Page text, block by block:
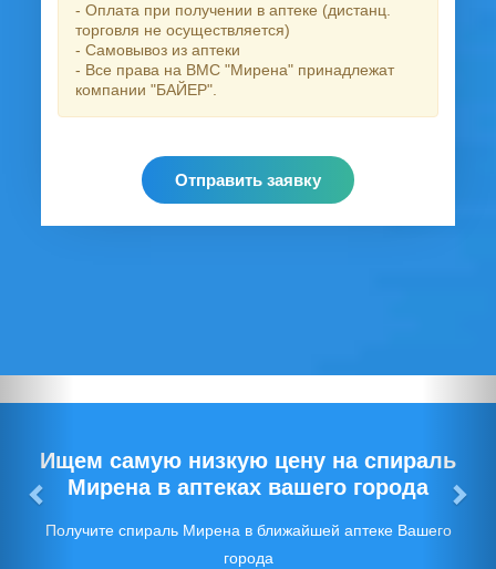
- Оплата при получении в аптеке (дистанц.
торговля не осуществляется)
- Самовывоз из аптеки
- Все права на ВМС "Мирена" принадлежат
компании "БАЙЕР".
Отправить заявку
Ищем самую низкую цену на спираль
Мирена в аптеках вашего города
Получите спираль Мирена в ближайшей аптеке Вашего
города